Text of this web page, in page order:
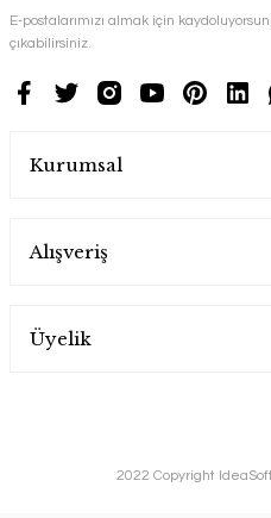
E-postalarımızı almak için
çıkabilirsiniz.
Kurumsal
Alışveriş
Üyelik
2022 Copyright IdeaSoft